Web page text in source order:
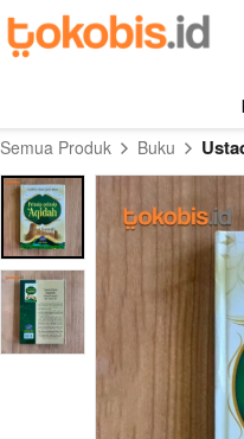
Semua Produk Buku